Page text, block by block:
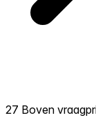
27 Boven